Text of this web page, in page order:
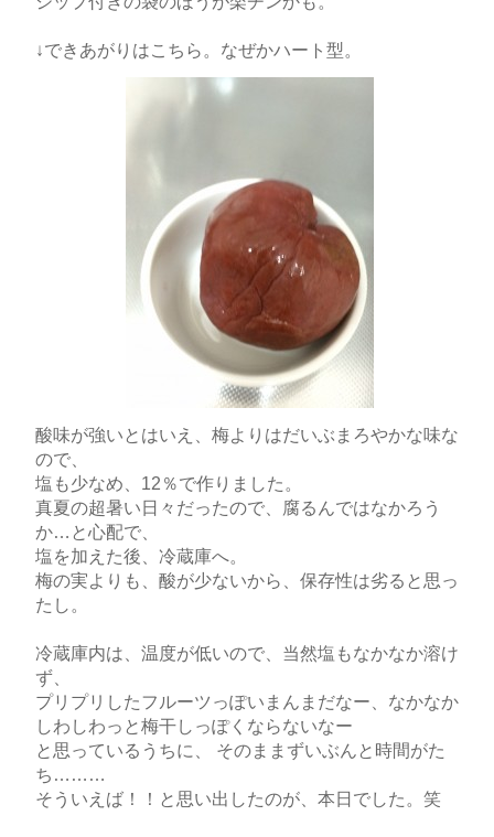
↓できあがりはこちら。なぜかハート型。
酸味が強いとはいえ、梅よりはだいぶまろやかな味な
ので、
塩も少なめ、12％で作りました。
真夏の超暑い日々だったので、腐るんではなかろう
か…と心配で、
塩を加えた後、冷蔵庫へ。
梅の実よりも、酸が少ないから、保存性は劣ると思っ
たし。
冷蔵庫内は、温度が低いので、当然塩もなかなか溶け
ず、
プリプリしたフルーツっぽいまんまだなー、なかなか
しわしわっと梅干しっぽくならないなー
と思っているうちに、 そのままずいぶんと時間がた
ち………
そういえば！！と思い出したのが、本日でした。笑